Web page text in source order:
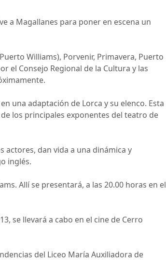
a Magallanes para poner en escena un
Williams), Porvenir, Primavera, Puerto
el Consejo Regional de la Cultura y las
una adaptación de Lorca y su elenco. Esta
los principales exponentes del teatro de
actores, dan vida a una dinámica y
inglés.
Allí se presentará, a las 20.00 horas en el
se llevará a cabo en el cine de Cerro
del Liceo María Auxiliadora de